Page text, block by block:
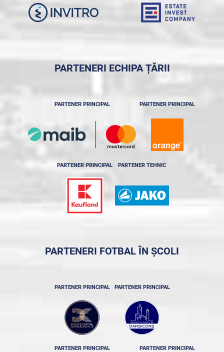
PARTENERI ECHIPA ȚĂRII
PARTENER PRINCIPAL PARTENER PRINCIPAL
PARTENER PRINCIPAL PARTENER TEHNIC
PARTENERI FOTBAL ÎN ȘCOLI
PARTENER PRINCIPAL PARTENER PRINCIPAL
PARTENER PRINCIPAL PARTENER PRINCIPAL